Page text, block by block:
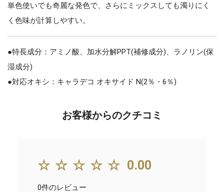
単色使いでも奇麗な発色で、さらにミックスしても濁りにく
く色味が計算しやすい。
●特長成分：アミノ酸、加水分解PPT(補修成分)、ラノリン(保
湿成分)
●対応オキシ：キャラデコ オキサイド N(2％・6％)
お客様からのクチコミ
☆☆☆☆☆ 0.00
0件のレビュー